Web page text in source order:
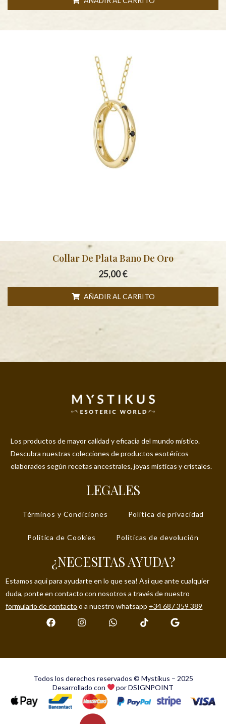
Collar De Plata Bano De Oro
25,00€
AÑADIR AL CARRITO
Los productos de mayor calidad y eficacia del mundo místico.
Descubra nuestras colecciones de productos esotéricos
elaborados según recetas ancestrales, joyas místicas y cristales.
LEGALES
Términos y Condiciones Política de privacidad
Politica de Cookies Políticas de devolución
¿NECESITAS AYUDA?
Estamos aqui para ayudarte en lo que sea! Asi que ante cualquier
duda, ponte en contacto con nosotros a través de nuestro
formulario de contacto o a nuestro whatsapp +34 687 359 389
Todos los derechos reservados © Mystikus – 2025
Desarrollado con
por DSIGNPOINT